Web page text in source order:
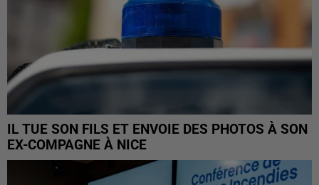
IL TUE SON FILS ET ENVOIE DES PHOTOS À SON
EX-COMPAGNE À NICE